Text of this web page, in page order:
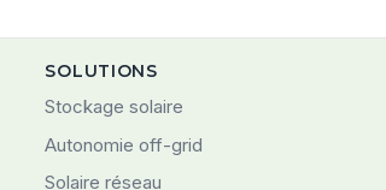
SOLUTIONS
Stockage solaire
Autonomie off-grid
Solaire réseau